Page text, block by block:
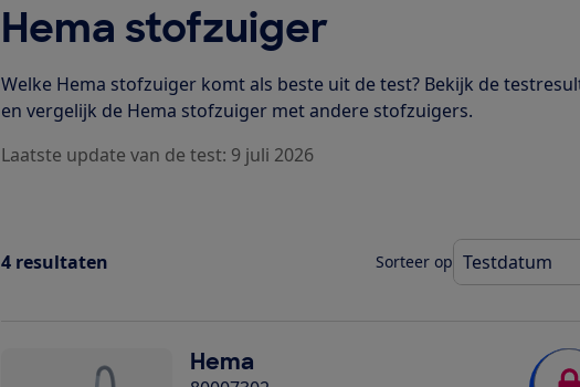
Hema stofzuiger
Welke Hema stofzuiger komt als beste uit de test? Bekijk de
en vergelijk de Hema stofzuiger met andere stofzuigers.
Laatste update van de test: 9 juli 2026
4 resultaten Sorteer op
Hema